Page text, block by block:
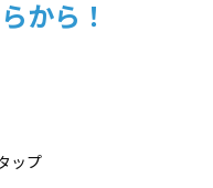
から！
ップ